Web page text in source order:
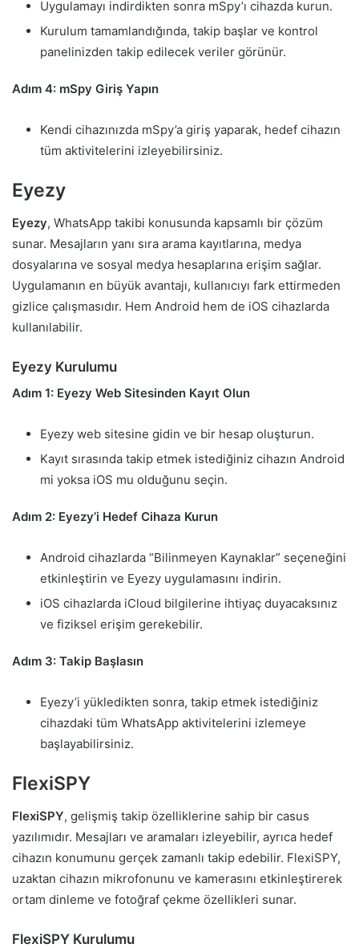
Uygulamayı indirdikten sonra mSpy’ı cihazda kurun.
Kurulum tamamlandığında, takip başlar ve kontrol
panelinizden takip edilecek veriler görünür.
Adım 4: mSpy Giriş Yapın
Kendi cihazınızda mSpy’a giriş yaparak, hedef cihazın
tüm aktivitelerini izleyebilirsiniz.
Eyezy
Eyezy, WhatsApp takibi konusunda kapsamlı bir çözüm
sunar. Mesajların yanı sıra arama kayıtlarına, medya
dosyalarına ve sosyal medya hesaplarına erişim sağlar.
Uygulamanın en büyük avantajı, kullanıcıyı fark ettirmeden
gizlice çalışmasıdır. Hem Android hem de iOS cihazlarda
kullanılabilir.
Eyezy Kurulumu
Adım 1: Eyezy Web Sitesinden Kayıt Olun
Eyezy web sitesine gidin ve bir hesap oluşturun.
Kayıt sırasında takip etmek istediğiniz cihazın Android
mi yoksa iOS mu olduğunu seçin.
Adım 2: Eyezy’i Hedef Cihaza Kurun
Android cihazlarda “Bilinmeyen Kaynaklar” seçeneğini
etkinleştirin ve Eyezy uygulamasını indirin.
iOS cihazlarda iCloud bilgilerine ihtiyaç duyacaksınız
ve fiziksel erişim gerekebilir.
Adım 3: Takip Başlasın
Eyezy’i yükledikten sonra, takip etmek istediğiniz
cihazdaki tüm WhatsApp aktivitelerini izlemeye
başlayabilirsiniz.
FlexiSPY
FlexiSPY, gelişmiş takip özelliklerine sahip bir casus
yazılımıdır. Mesajları ve aramaları izleyebilir, ayrıca hedef
cihazın konumunu gerçek zamanlı takip edebilir. FlexiSPY,
uzaktan cihazın mikrofonunu ve kamerasını etkinleştirerek
ortam dinleme ve fotoğraf çekme özellikleri sunar.
FlexiSPY Kurulumu